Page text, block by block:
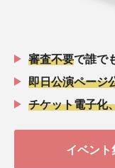
審査不要で誰で
即日公演ページ
チケット電子化
イベント